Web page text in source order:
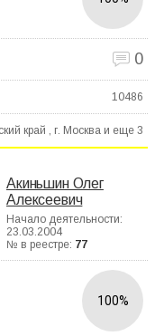
0
10486
край , г. Москва и еще 3
Акиньшин Олег
Алексеевич
Начало деятельности:
23.03.2004
№ в реестре: 77
100%